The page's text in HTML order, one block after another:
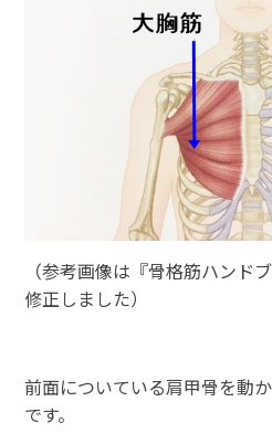
（参考画像は『骨格筋ハン
修正しました）
前面についている肩甲骨を動
です。